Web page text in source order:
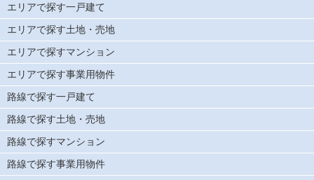
エリアで探す一戸建て
エリアで探す土地・売地
エリアで探すマンション
エリアで探す事業用物件
路線で探す一戸建て
路線で探す土地・売地
路線で探すマンション
路線で探す事業用物件